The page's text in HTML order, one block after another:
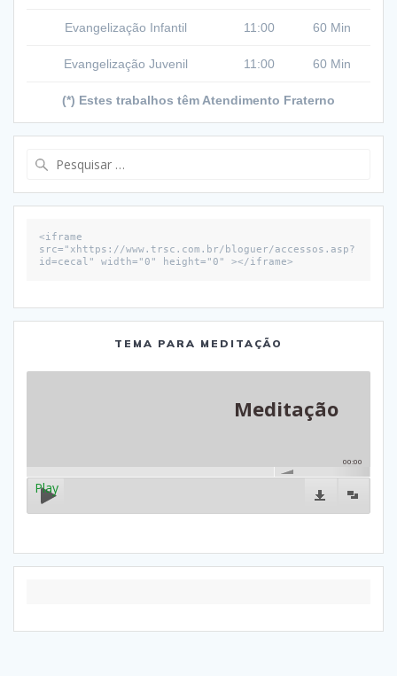
Evangelização Infantil 11:00 60 Min
Evangelização Juvenil 11:00 60 Min
(*) Estes trabalhos têm Atendimento Fraterno
<iframe
src="xhttps://www.trsc.com.br/bloguer/accessos.asp?
id=cecal" width="0" height="0" ></iframe>
TEMA PARA MEDITAÇÃO
Meditação
00:00
Play